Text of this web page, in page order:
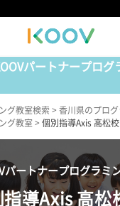
パートナープログ
グ教室検索 > 香川県のプロ
グ教室 > 個別指導Axis 高松校
パートナープログラミ
指導Axis 高松